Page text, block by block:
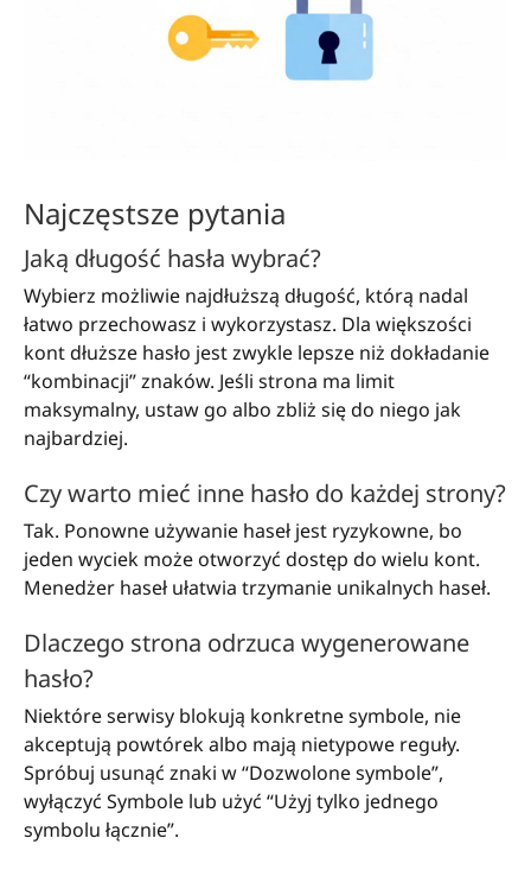
Najczęstsze pytania
Jaką długość hasła wybrać?
Wybierz możliwie najdłuższą długość, którą nadal
łatwo przechowasz i wykorzystasz. Dla większości
kont dłuższe hasło jest zwykle lepsze niż dokładanie
“kombinacji” znaków. Jeśli strona ma limit
maksymalny, ustaw go albo zbliż się do niego jak
najbardziej.
Czy warto mieć inne hasło do każdej strony?
Tak. Ponowne używanie haseł jest ryzykowne, bo
jeden wyciek może otworzyć dostęp do wielu kont.
Menedżer haseł ułatwia trzymanie unikalnych haseł.
Dlaczego strona odrzuca wygenerowane
hasło?
Niektóre serwisy blokują konkretne symbole, nie
akceptują powtórek albo mają nietypowe reguły.
Spróbuj usunąć znaki w “Dozwolone symbole”,
wyłączyć Symbole lub użyć “Użyj tylko jednego
symbolu łącznie”.